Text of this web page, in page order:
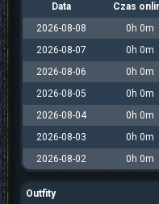
Data
Czas
2026-08-08
0h 0m
2026-08-07
0h 0m
2026-08-06
0h 0m
2026-08-05
0h 0m
2026-08-04
0h 0m
2026-08-03
0h 0m
2026-08-02
0h 0m
Outfity